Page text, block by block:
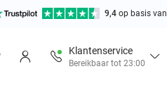
9,4 op basis van
Klantenservice
Bereikbaar tot 23:00